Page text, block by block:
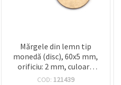
Mărgele din lemn tip
monedă (disc), 60x5 mm,
orificiu: 2 mm, culoare
lemn natural – 2 buc.
COD: 121439